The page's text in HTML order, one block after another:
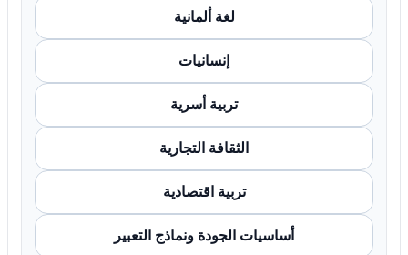
لغة ألمانية
إنسانيات
تربية أسرية
الثقافة التجارية
تربية اقتصادية
أساسيات الجودة ونماذج التعبير